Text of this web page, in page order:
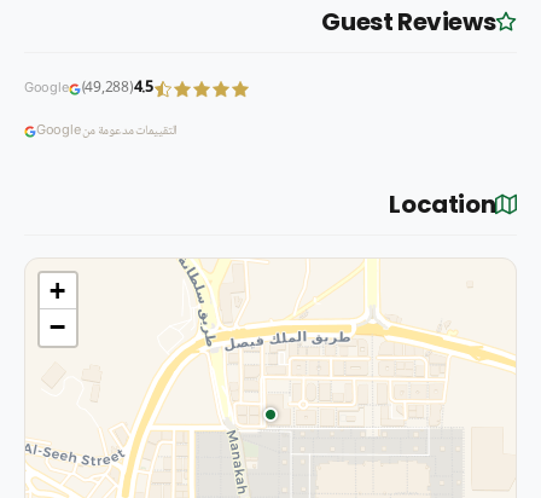
Guest Reviews
4.5
(49,288)
Google
التقييمات مدعومة من Google
Location
+
−